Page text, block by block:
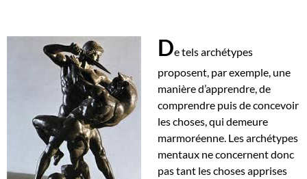
De tels archétypes
proposent, par exemple, une
manière d’apprendre, de
comprendre puis de concevoir
les choses, qui demeure
marmoréenne. Les archétypes
mentaux ne concernent donc
pas tant les choses apprises